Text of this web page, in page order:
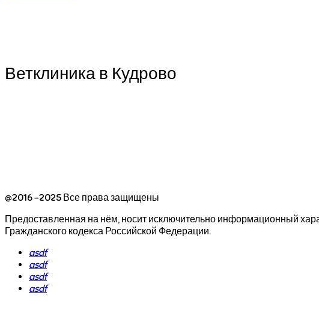
Ветклиника в Кудрово
@2016 -2025 Все права защищены
Предоставленная на нём, носит исключительно информационный
Гражданского кодекса Российской Федерации.
asdf
asdf
asdf
asdf